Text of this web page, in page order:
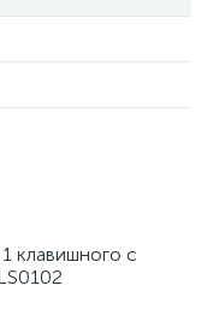
клавишного с